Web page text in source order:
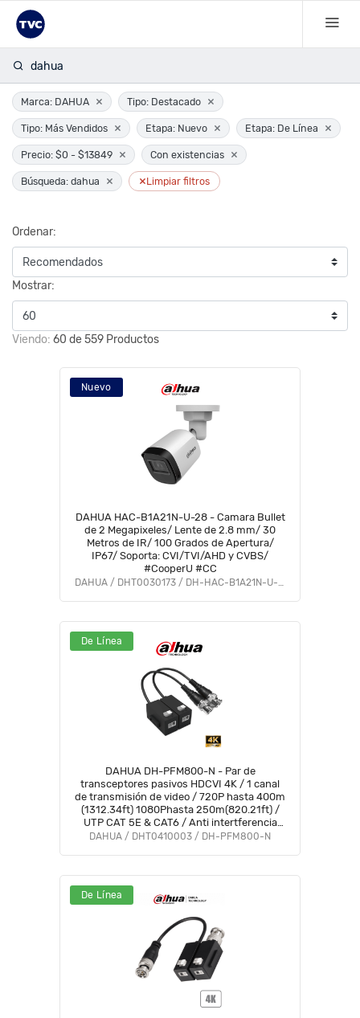
dahua
Marca: DAHUA × Tipo: Destacado ×
Tipo: Más Vendidos × Etapa: Nuevo × Etapa: De Línea ×
Precio: $0 - $13849 × Con existencias ×
Búsqueda: dahua × ×Limpiar filtros
Ordenar:
Mostrar:
Viendo: 60 de 559 Productos
Nuevo
DAHUA HAC-B1A21N-U-28 - Camara Bullet
de 2 Megapixeles/ Lente de 2.8 mm/ 30
Metros de IR/ 100 Grados de Apertura/
IP67/ Soporta: CVI/TVI/AHD y CVBS/
#CooperU #CC
DAHUA / DHT0030173 / DH-HAC-B1A21N-U-0280B
De Línea
DAHUA DH-PFM800-N - Par de
transceptores pasivos HDCVI 4K / 1 canal
de transmisión de video / 720P hasta 400m
(1312.34ft) 1080Phasta 250m(820.21ft) /
UTP CAT 5E & CAT6 / Anti intertferencia
hasta 60db / Compatible con formatos
DAHUA / DHT0410003 / DH-PFM800-N
De Línea